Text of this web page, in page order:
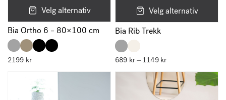
Velg alternativ
Bia Ortho 6 – 80×100 cm
2199 kr
Velg alternativ
Bia Rib Trekk
689 kr– 1149 krPrisområde:
til
1149 kr